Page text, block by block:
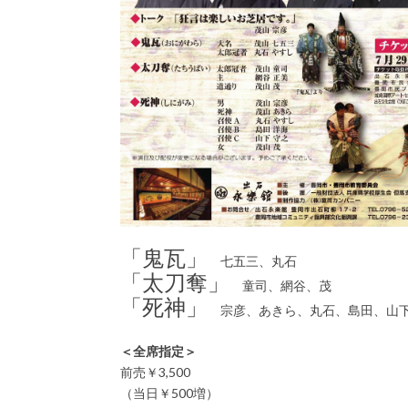
「鬼瓦」 七五三、丸石
「太刀奪」 童司、網谷、茂
「死神」 宗彦、あきら、丸石、島田、山
＜全席指定＞
前売￥3,500
（当日￥500増）